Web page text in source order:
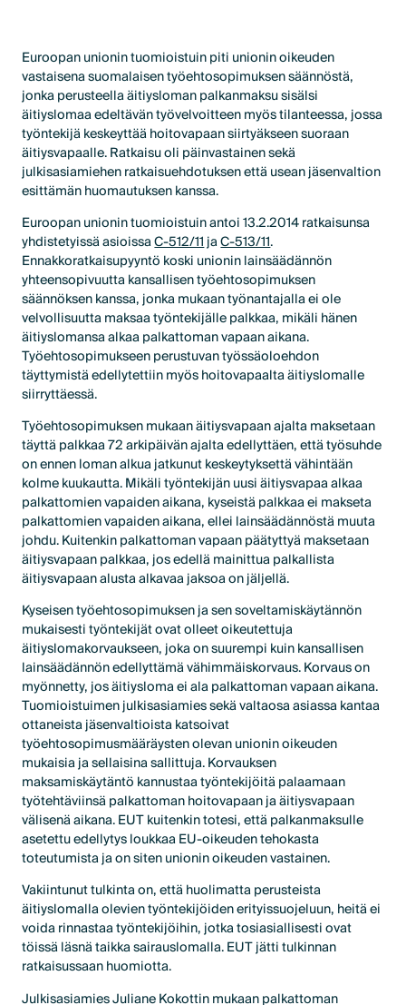
Euroopan unionin tuomioistuin piti unionin oikeuden
vastaisena suomalaisen työehtosopimuksen säännöstä,
jonka perusteella äitiysloman palkanmaksu sisälsi
äitiyslomaa edeltävän työvelvoitteen myös tilanteessa, jossa
työntekijä keskeyttää hoitovapaan siirtyäkseen suoraan
äitiysvapaalle. Ratkaisu oli päinvastainen sekä
julkisasiamiehen ratkaisuehdotuksen että usean jäsenvaltion
esittämän huomautuksen kanssa.
Euroopan unionin tuomioistuin antoi 13.2.2014 ratkaisunsa
yhdistetyissä asioissaC-512/11jaC-513/11.
Ennakkoratkaisupyyntö koski unionin lainsäädännön
yhteensopivuutta kansallisen työehtosopimuksen
säännöksen kanssa, jonka mukaan työnantajalla ei ole
velvollisuutta maksaa työntekijälle palkkaa, mikäli hänen
äitiyslomansa alkaa palkattoman vapaan aikana.
Työehtosopimukseen perustuvan työssäoloehdon
täyttymistä edellytettiin myös hoitovapaalta äitiyslomalle
siirryttäessä.
Työehtosopimuksen mukaan äitiysvapaan ajalta maksetaan
täyttä palkkaa 72 arkipäivän ajalta edellyttäen, että työsuhde
on ennen loman alkua jatkunut keskeytyksettä vähintään
kolme kuukautta. Mikäli työntekijän uusi äitiysvapaa alkaa
palkattomien vapaiden aikana, kyseistä palkkaa ei makseta
palkattomien vapaiden aikana, ellei lainsäädännöstä muuta
johdu. Kuitenkin palkattoman vapaan päätyttyä maksetaan
äitiysvapaan palkkaa, jos edellä mainittua palkallista
äitiysvapaan alusta alkavaa jaksoa on jäljellä.
Kyseisen työehtosopimuksen ja sen soveltamiskäytännön
mukaisesti työntekijät ovat olleet oikeutettuja
äitiyslomakorvaukseen, joka on suurempi kuin kansallisen
lainsäädännön edellyttämä vähimmäiskorvaus. Korvaus on
myönnetty, jos äitiysloma ei ala palkattoman vapaan aikana.
Tuomioistuimen julkisasiamies sekä valtaosa asiassa kantaa
ottaneista jäsenvaltioista katsoivat
työehtosopimusmääräysten olevan unionin oikeuden
mukaisia ja sellaisina sallittuja. Korvauksen
maksamiskäytäntö kannustaa työntekijöitä palaamaan
työtehtäviinsä palkattoman hoitovapaan ja äitiysvapaan
välisenä aikana. EUT kuitenkin totesi, että palkanmaksulle
asetettu edellytys loukkaa EU-oikeuden tehokasta
toteutumista ja on siten unionin oikeuden vastainen.
Vakiintunut tulkinta on, että huolimatta perusteista
äitiyslomalla olevien työntekijöiden erityissuojeluun, heitä ei
voida rinnastaa työntekijöihin, jotka tosiasiallisesti ovat
töissä läsnä taikka sairauslomalla. EUT jätti tulkinnan
ratkaisussaan huomiotta.
Julkisasiamies Juliane Kokottin mukaan palkattoman